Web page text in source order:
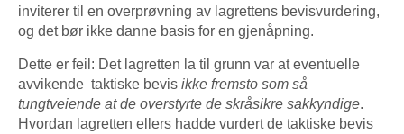
inviterer til en overprøvning av lagrettens bevisvurdering,
og det bør ikke danne basis for en gjenåpning.
Dette er feil: Det lagretten la til grunn var at eventuelle
avvikende taktiske bevis ikke fremsto som så
tungtveiende at de overstyrte de skråsikre sakkyndige.
Hvordan lagretten ellers hadde vurdert de taktiske bevis